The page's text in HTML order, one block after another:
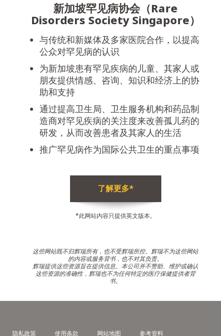
新加坡罕见病协会（Rare
Disorders Society Singapore）
与传统和新媒体及多家医院合作，以提高
公众对罕见病的认识
为新加坡患有罕见疾病的儿童、其家人或
朋友提供情感、咨询、知识和经济上的协
助和支持
通过提高卫生局、卫生服务机构和药品制
造商对罕见疾病的关注度来改善孤儿药的
研发，从而改善患者及其家人的生活
推广罕见病作为国际公共卫生的重点事项
了解更多*
*此网站内容只提供英文版本。
这些网站既不归辉瑞所有，也不受辉瑞所控。辉瑞不为这些网站
的内容或服务背书，也不对其负责。
辉瑞提供这些资源旨在提供信息。本公司并不赞助、维护或确认
这些资源的准确性，辉瑞也不为任何特定的医疗保健提供者背
书。
隐私政策 使用条款 网站地图 参考资料